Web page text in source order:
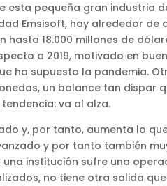
esta pequeña gran industria
Emsisoft, hay alrededor
hasta 18.000 millones de
a 2019, motivado en
ha supuesto la pandemia.
un balance tan dispar
va al alza.
y, por tanto, aumenta lo
y por tanto también
institución sufre una
no tiene otra salida